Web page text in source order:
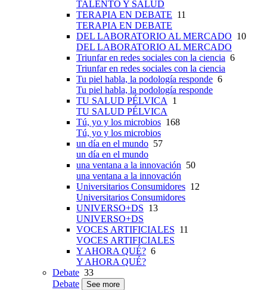
TALENTO Y SALUD
TERAPIA EN DEBATE 11
TERAPIA EN DEBATE
DEL LABORATORIO AL MERCADO 10
DEL LABORATORIO AL MERCADO
Triunfar en redes sociales con la ciencia 6
Triunfar en redes sociales con la ciencia
Tu piel habla, la podología responde 6
Tu piel habla, la podología responde
TU SALUD PÉLVICA 1
TU SALUD PÉLVICA
Tú, yo y los microbios 168
Tú, yo y los microbios
un día en el mundo 57
un día en el mundo
una ventana a la innovación 50
una ventana a la innovación
Universitarios Consumidores 12
Universitarios Consumidores
UNIVERSO+DS 13
UNIVERSO+DS
VOCES ARTIFICIALES 11
VOCES ARTIFICIALES
Y AHORA QUÉ? 6
Y AHORA QUÉ?
Debate 33
Debate
See more